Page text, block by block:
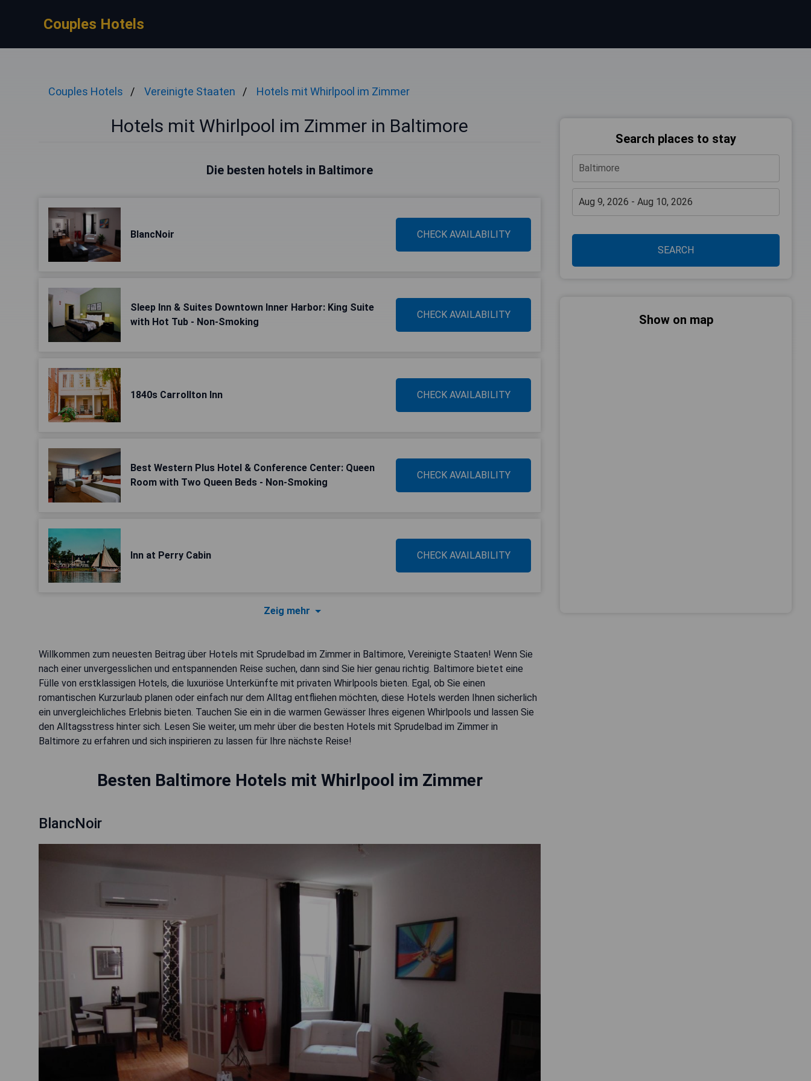
Couples Hotels
Couples Hotels Vereinigte Staaten Hotels mit Whirlpool im Zimmer
Hotels mit Whirlpool im Zimmer in Baltimore
Die besten hotels in Baltimore
BlancNoir CHECK AVAILABILITY
Sleep Inn & Suites Downtown Inner Harbor: King Suite
with Hot Tub - Non-Smoking
CHECK AVAILABILITY
1840s Carrollton Inn CHECK AVAILABILITY
Best Western Plus Hotel & Conference Center: Queen
Room with Two Queen Beds - Non-Smoking
CHECK AVAILABILITY
Inn at Perry Cabin CHECK AVAILABILITY
Zeig mehr
Willkommen zum neuesten Beitrag über Hotels mit Sprudelbad im Zimmer in Baltimore, Vereinigte Staaten! Wenn Sie
nach einer unvergesslichen und entspannenden Reise suchen, dann sind Sie hier genau richtig. Baltimore bietet eine
Fülle von erstklassigen Hotels, die luxuriöse Unterkünfte mit privaten Whirlpools bieten. Egal, ob Sie einen
romantischen Kurzurlaub planen oder einfach nur dem Alltag entfliehen möchten, diese Hotels werden Ihnen sicherlich
ein unvergleichliches Erlebnis bieten. Tauchen Sie ein in die warmen Gewässer Ihres eigenen Whirlpools und lassen Sie
den Alltagsstress hinter sich. Lesen Sie weiter, um mehr über die besten Hotels mit Sprudelbad im Zimmer in
Baltimore zu erfahren und sich inspirieren zu lassen für Ihre nächste Reise!
Besten Baltimore Hotels mit Whirlpool im Zimmer
BlancNoir
Search places to stay
SEARCH
Show on map